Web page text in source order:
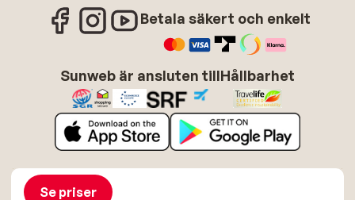
Se priser
Betala säkert och enkelt
Sunweb är ansluten tillHållbarhet
Om SunwebJobba hos Sunweb